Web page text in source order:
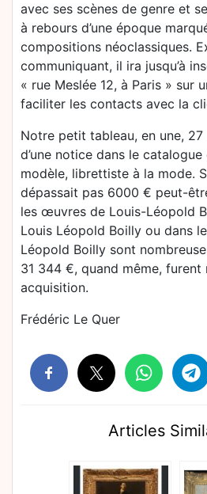
avec ses scènes de genre et
à rebours d’une époque
compositions néoclassiques.
communiquant, il ira jusqu’à
« rue Meslée 12, à Paris » sur
faciliter les contacts avec la
Notre petit tableau, en une, 27
d’une notice dans le
modèle, librettiste à la mode.
dépassait pas 6000 € peut-
les œuvres de Louis-Léopold
Louis Léopold Boilly ou dans
Léopold Boilly sont
31 344 €, quand même, furent
acquisition.
Frédéric Le Quer
Articles